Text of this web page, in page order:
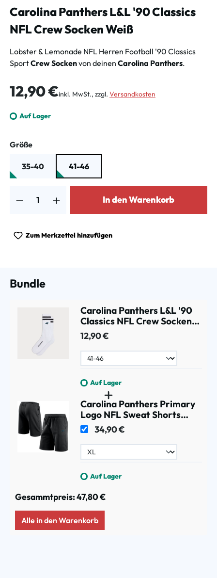
Carolina Panthers L&L '90 Classics
NFL Crew Socken Weiß
Lobster & Lemonade NFL Herren Football '90 Classics
SportCrew Sockenvon deinen Carolina Panthers.
Regulärer Preis:
12,90 €inkl. MwSt., zzgl. Versandkosten
Auf Lager
Größeauswählen
35-40 41-46
In den Warenkorb
Zum Merkzettel hinzufügen
Bundle
Carolina Panthers L&L '90
Classics NFL Crew Socken
Weiß
12,90 €
Auf Lager
Carolina Panthers Primary
Logo NFL Sweat Shorts
Schwarz
34,90 €
Auf Lager
Gesammtpreis:47,80 €
Alle in den Warenkorb